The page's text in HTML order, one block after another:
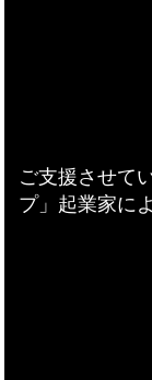
ご支援させて
プ」起業家に